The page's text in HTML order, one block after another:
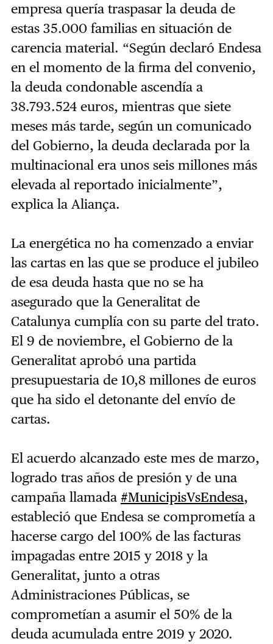
empresa quería traspasar la deuda de
estas 35.000 familias en situación de
carencia material. “Según declaró Endesa
en el momento de la firma del convenio,
la deuda condonable ascendía a
38.793.524 euros, mientras que siete
meses más tarde, según un comunicado
del Gobierno, la deuda declarada por la
multinacional era unos seis millones más
elevada al reportado inicialmente”,
explica la Aliança.
La energética no ha comenzado a enviar
las cartas en las que se produce el jubileo
de esa deuda hasta que no se ha
asegurado que la Generalitat de
Catalunya cumplía con su parte del trato.
El 9 de noviembre, el Gobierno de la
Generalitat aprobó una partida
presupuestaria de 10,8 millones de euros
que ha sido el detonante del envío de
cartas.
El acuerdo alcanzado este mes de marzo,
logrado tras años de presión y de una
campaña llamada #MunicipisVsEndesa,
estableció que Endesa se comprometía a
hacerse cargo del 100% de las facturas
impagadas entre 2015 y 2018 y la
Generalitat, junto a otras
Administraciones Públicas, se
comprometían a asumir el 50% de la
deuda acumulada entre 2019 y 2020.